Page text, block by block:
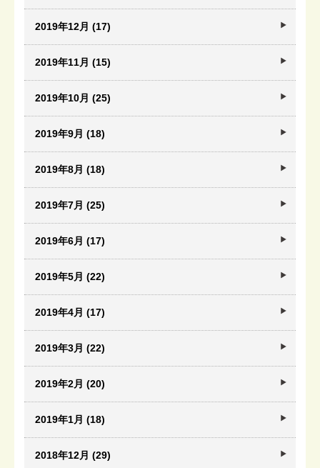
2019年12月 (17)
2019年11月 (15)
2019年10月 (25)
2019年9月 (18)
2019年8月 (18)
2019年7月 (25)
2019年6月 (17)
2019年5月 (22)
2019年4月 (17)
2019年3月 (22)
2019年2月 (20)
2019年1月 (18)
2018年12月 (29)